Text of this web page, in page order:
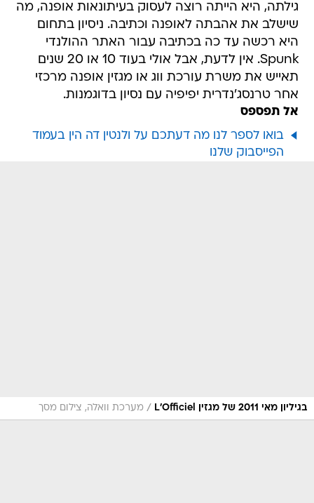
גילתה, היא הייתה רוצה לעסוק בעיתונאות אופנה, מה
שישלב את אהבתה לאופנה וכתיבה. ניסיון בתחום
היא רכשה עד כה בכתיבה עבור האתר ההולנדי
Spunk. אין לדעת, אבל אולי בעוד 10 או 20 שנים
תאייש את משרת עורכת ווג או מגזין אופנה מרכזי
אחר טרנסג'נדרית יפיפיה עם נסיון בדוגמנות.
אל תפספס
בואו לספר לנו מה דעתכם על ולנטין דה הין בעמוד
הפייסבוק שלנו
בגיליון מאי 2011 של מגזין L'Officiel / מערכת וואלה, צילום מסך